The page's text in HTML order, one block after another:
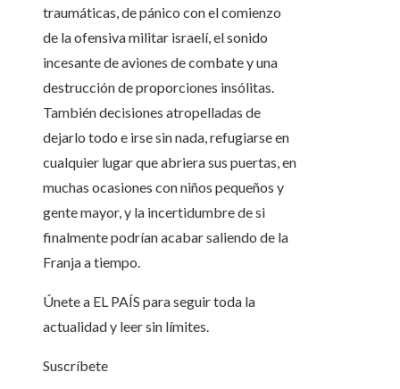
traumáticas, de pánico con el comienzo
de la ofensiva militar israelí, el sonido
incesante de aviones de combate y una
destrucción de proporciones insólitas.
También decisiones atropelladas de
dejarlo todo e irse sin nada, refugiarse en
cualquier lugar que abriera sus puertas, en
muchas ocasiones con niños pequeños y
gente mayor, y la incertidumbre de si
finalmente podrían acabar saliendo de la
Franja a tiempo.
Únete a EL PAÍS para seguir toda la
actualidad y leer sin límites.
Suscríbete